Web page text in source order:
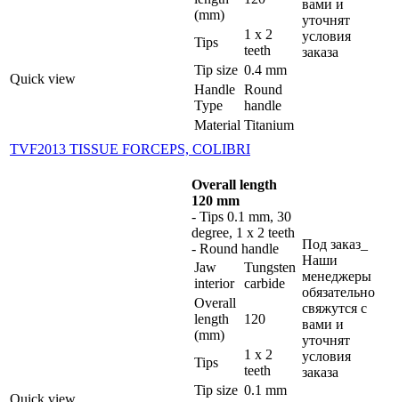
Quick view
(mm)
Tips
1 x 2
teeth
Tip size 0.4 mm
Handle
Type
Round
handle
Material Titanium
вами и
уточнят
условия
заказа
TVF2013 TISSUE FORCEPS, COLIBRI
Quick view
Overall length
120 mm
- Tips 0.1 mm, 30
degree, 1 x 2 teeth
- Round handle
Jaw
interior
Tungsten
carbide
Overall
length
(mm)
120
Tips
1 x 2
teeth
Tip size 0.1 mm
Под заказ_
Наши
менеджеры
обязательно
свяжутся с
вами и
уточнят
условия
заказа